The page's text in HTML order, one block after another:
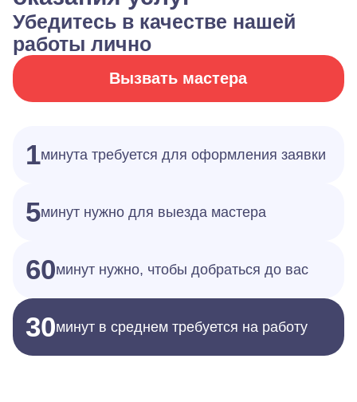
Убедитесь в качестве нашей
работы лично
Вызвать мастера
1минута требуется для оформления заявки
5минут нужно для выезда мастера
60минут нужно, чтобы добраться до вас
30минут в среднем требуется на работу